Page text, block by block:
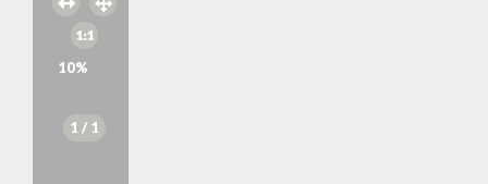
10%
1 / 1